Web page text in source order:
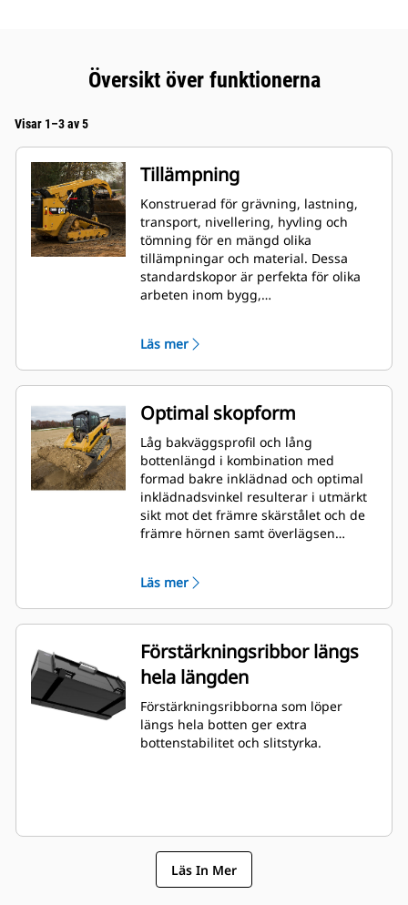
Översikt över funktionerna
Visar 1–3 av 5
Tillämpning
Konstruerad för grävning, lastning,
transport, nivellering, hyvling och
tömning för en mängd olika
tillämpningar och material. Dessa
standardskopor är perfekta för olika
arbeten inom bygg,
Läs mer
Optimal skopform
Låg bakväggsprofil och lång
bottenlängd i kombination med
formad bakre inklädnad och optimal
inklädnadsvinkel resulterar i utmärkt
sikt mot det främre skärstålet och de
främre hörnen samt överlägsen
Läs mer
Förstärkningsribbor längs
hela längden
Förstärkningsribborna som löper
längs hela botten ger extra
bottenstabilitet och slitstyrka.
Läs In Mer